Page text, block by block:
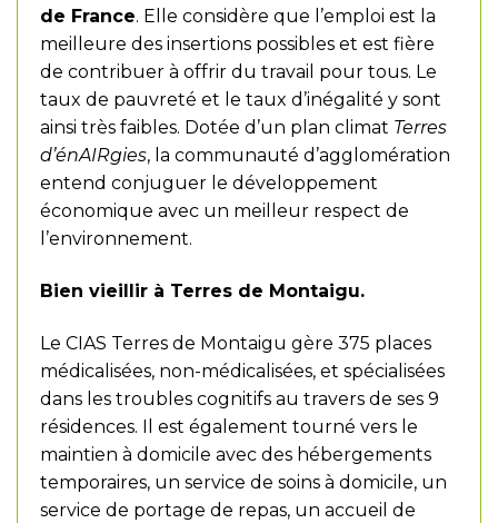
de France. Elle considère que l’emploi est la
meilleure des insertions possibles et est fière
de contribuer à offrir du travail pour tous. Le
taux de pauvreté et le taux d’inégalité y sont
ainsi très faibles. Dotée d’un plan climat Terres
d’énAIRgies, la communauté d’agglomération
entend conjuguer le développement
économique avec un meilleur respect de
l’environnement.
Bien vieillir à Terres de Montaigu.
Le CIAS Terres de Montaigu gère 375 places
médicalisées, non-médicalisées, et spécialisées
dans les troubles cognitifs au travers de ses 9
résidences. Il est également tourné vers le
maintien à domicile avec des hébergements
temporaires, un service de soins à domicile, un
service de portage de repas, un accueil de